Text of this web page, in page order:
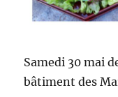
Samedi 30 mai
bâtiment des